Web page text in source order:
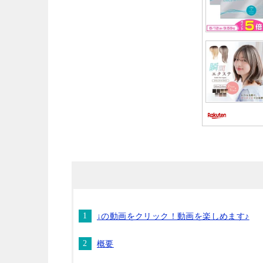
↓の動画をクリック！動画を楽しめます♪
概要